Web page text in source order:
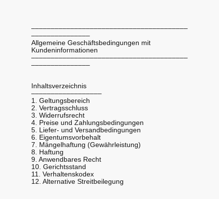
––––––––––––––––––––––––––––––––––––––––
–––––––––––––––
Allgemeine Geschäftsbedingungen mit
Kundeninformationen
––––––––––––––––––––––––––––––––––––––––
–––––––––––––––
Inhaltsverzeichnis
––––––––––––––––––
1. Geltungsbereich
2. Vertragsschluss
3. Widerrufsrecht
4. Preise und Zahlungsbedingungen
5. Liefer- und Versandbedingungen
6. Eigentumsvorbehalt
7. Mängelhaftung (Gewährleistung)
8. Haftung
9. Anwendbares Recht
10. Gerichtsstand
11. Verhaltenskodex
12. Alternative Streitbeilegung